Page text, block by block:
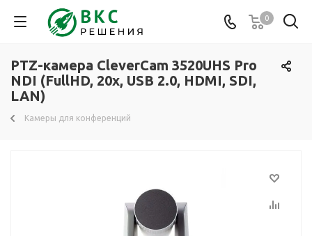
0
PTZ-камера CleverCam 3520UHS Pro
NDI (FullHD, 20x, USB 2.0, HDMI, SDI,
LAN)
Камеры для конференций